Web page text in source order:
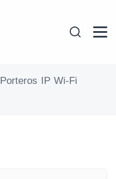
Porteros IP Wi-Fi